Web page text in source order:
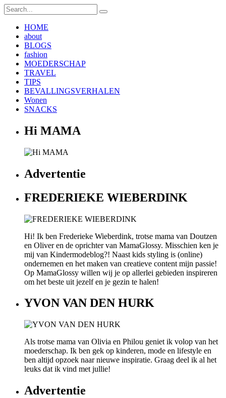
HOME
about
BLOGS
fashion
MOEDERSCHAP
TRAVEL
TIPS
BEVALLINGSVERHALEN
Wonen
SNACKS
Hi MAMA
Advertentie
FREDERIEKE WIEBERDINK
Hi! Ik ben Frederieke Wieberdink, trotse mama van Doutzen
en Oliver en de oprichter van MamaGlossy. Misschien ken je
mij van Kindermodeblog?! Naast kids styling is (online)
ondernemen en het maken van creatieve content mijn passie!
Op MamaGlossy willen wij je op allerlei gebieden inspireren
om het beste uit jezelf en je gezin te halen!
YVON VAN DEN HURK
Als trotse mama van Olivia en Philou geniet ik volop van het
moederschap. Ik ben gek op kinderen, mode en lifestyle en
ben altijd opzoek naar nieuwe inspiratie. Graag deel ik al het
leuks dat ik vind met jullie!
Advertentie